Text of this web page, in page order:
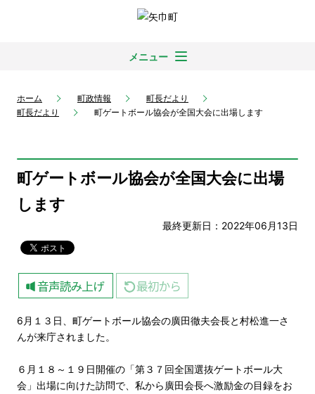
メニュー
ホーム 町政情報
町長だより
町長だより
町ゲートボール協会が全国大会に出場します
町ゲートボール協会が全国大会に出場
します
最終更新日：2022年06月13日
6月１３日、町ゲートボール協会の廣田徹夫会長と村松進一さ
んが来庁されました。
６月１８～１９日開催の「第３７回全国選抜ゲートボール大
会」出場に向けた訪問で、私から廣田会長へ激励金の目録をお